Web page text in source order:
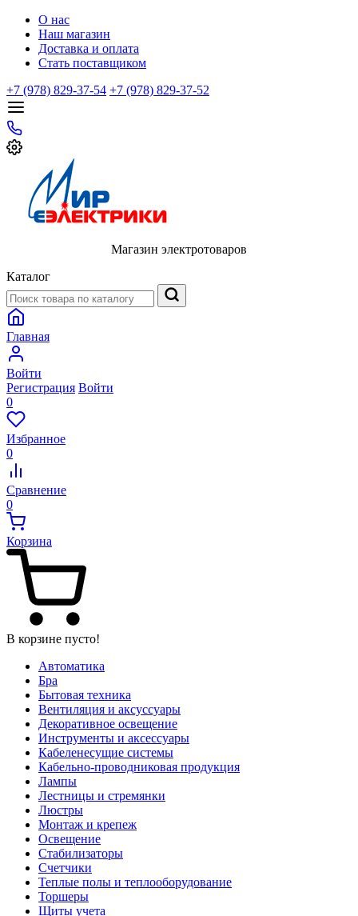
О нас
Наш магазин
Доставка и оплата
Стать поставщиком
+7 (978) 829-37-54 +7 (978) 829-37-52
Магазин электротоваров
Каталог
Главная
Войти
Регистрация Войти
0
Избранное
0
Сравнение
0
Корзина
В корзине пусто!
Автоматика
Бра
Бытовая техника
Вентиляция и аксуссуары
Декоративное освещение
Инструменты и аксессуары
Кабеленесущие системы
Кабельно-проводниковая продукция
Лампы
Лестницы и стремянки
Люстры
Монтаж и крепеж
Освещение
Стабилизаторы
Счетчики
Теплые полы и теплооборудование
Торшеры
Щиты учета